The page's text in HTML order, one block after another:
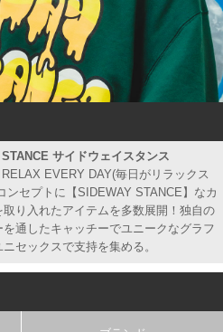
サイドウェイスタンス
EVERY DAY(毎日がリラックス
ンセプトに【SIDEWAY STANCE】なカ
取り入れたアイテムを多数展開！独自の
を通したキャッチーでユニークなグラフ
ニセックスで支持を集める。